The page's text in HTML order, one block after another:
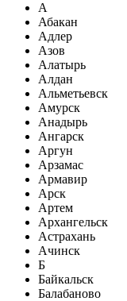
А
Абакан
Адлер
Азов
Алатырь
Алдан
Альметьевск
Амурск
Анадырь
Ангарск
Аргун
Арзамас
Армавир
Арск
Артем
Архангельск
Астрахань
Ачинск
Б
Байкальск
Балабаново